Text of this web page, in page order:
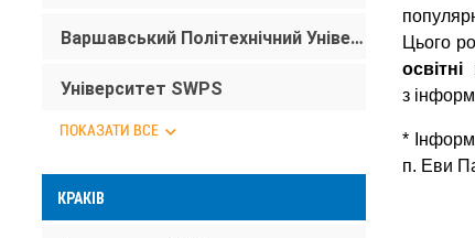
Варшавський Політехнічний Університет
Університет SWPS
ПОКАЗАТИ ВСЕ
КРАКІВ
Цього
з
*
п. Еви